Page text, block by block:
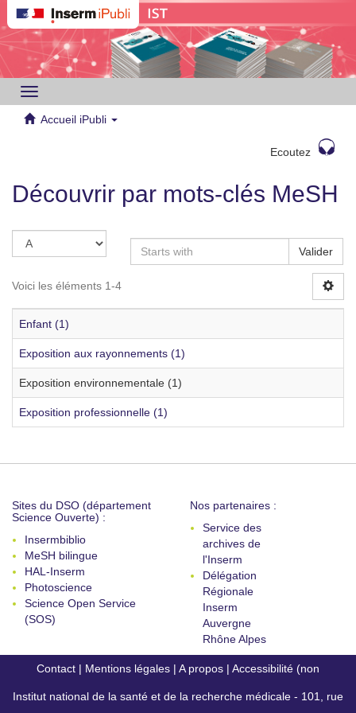
Toggle
navigation
Accueil iPubli
Ecoutez
Découvrir par mots-clés MeSH
Valider
Voici les éléments 1-4
Enfant (1)
Exposition aux rayonnements (1)
Exposition environnementale (1)
Exposition professionnelle (1)
Sites du DSO (département
Science Ouverte) :
Insermbiblio
MeSH bilingue
HAL-Inserm
Photoscience
Science Open Service
(SOS)
Nos partenaires :
Service des
archives de
l'Inserm
Délégation
Régionale
Inserm
Auvergne
Rhône Alpes
Contact | Mentions légales | A propos | Accessibilité (non
conforme)
Institut national de la santé et de la recherche médicale - 101, rue